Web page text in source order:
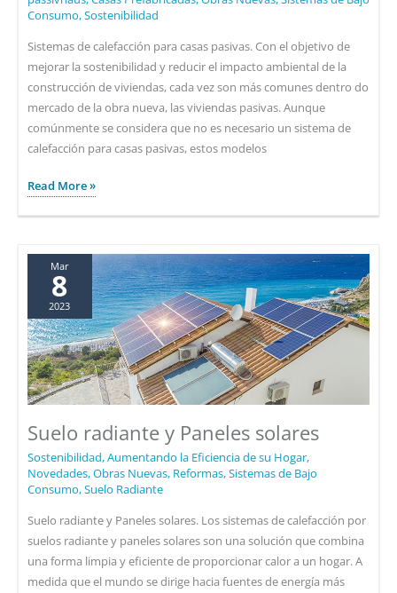
Consumo,Sostenibilidad
Sistemas de calefacción para casas pasivas. Con el objetivo de
mejorar la sostenibilidad y reducir el impacto ambiental de la
construcción de viviendas, cada vez son más comunes dentro do
mercado de la obra nueva, las viviendas pasivas. Aunque
comúnmente se considera que no es necesario un sistema de
calefacción para casas pasivas, estos modelos
Sistemas
casas
pasivas
Read More »
Mar
8
2023
Suelo radiante y Paneles solares
Sostenibilidad,Aumentando la Eficiencia de su Hogar,
Novedades,Obras Nuevas, Reformas,Sistemas de Bajo
Consumo,Suelo Radiante
Suelo radiante y Paneles solares. Los sistemas de calefacción por
suelos radiante y paneles solares son una solución que combina
una forma limpia y eficiente de proporcionar calor a un hogar. A
medida que el mundo se dirige hacia fuentes de energía más